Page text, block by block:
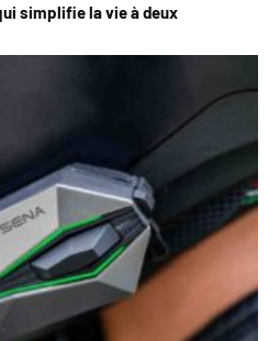
simplifie la vie à deux